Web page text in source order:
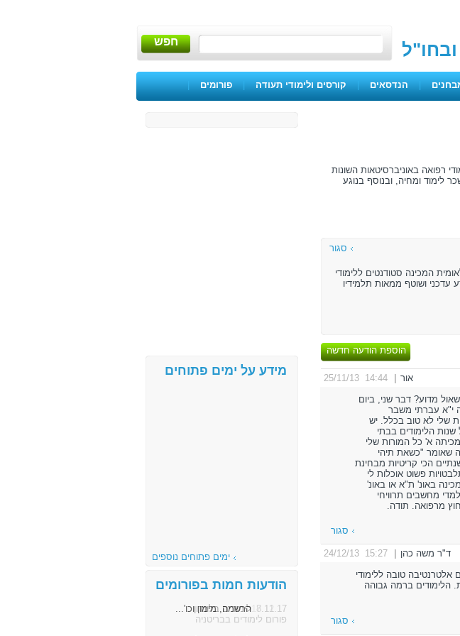
ובחו"ל חפש
| הנדסאים | קורסים ולימודי תעודה | פורומים |
רפואה באוניברסיטאות השונות
לימוד ומחיה, ובנוסף בנוגע
המכינה סטודנטים ללימודי
עדכני ושוטף ממאות תלמידיו
סגור
הוספת הודעה חדשה
אור
14:44 25/11/13
מדוע? דבר שני, ביום
י"א עברתי משבר
והממוצע בגרויות שלי לא טוב בכלל. יש
הלימודים בבתי
א' כל המורות שלי
שאומר "כשאת תיהי
הכי קריטיות מבחינת
פשוט אוכלות לי
באונ' ת"א או באונ'
זה תלמדי מחשבים תרוויחי
מרפואה. תודה.
סגור
ד"ר משה כהן
15:27 24/12/13
טובה ללימודי
הלימודים ברמה גבוהה
סגור
מידע על ימים פתוחים
ימים פתוחים נוספים
הודעות חמות בפורומים
8.11.17 הרשמה, מימון וכו'...
פורום לימודים בבריטניה